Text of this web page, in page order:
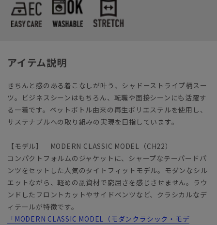
アイテム説明
きちんと感のある着こなしが叶う、シャドーストライプ柄スー
ツ。ビジネスシーンはもちろん、転職や面接シーンにも活躍す
る一着です。ペットボトル由来の再生ポリエステルを使用し、
サステナブルへの取り組みの実現を目指しています。
【モデル】 MODERN CLASSIC MODEL（CH22）
コンパクトフォルムのジャケットに、シャープなテーパードパ
ンツをセットした人気のタイトフィットモデル。モダンなシル
エットながら、軽めの副資材で窮屈さを感じさせません。ラウ
ンドしたフロントカットやサイドベンツなど、クラシカルなデ
ィテールが特徴です。
「MODERN CLASSIC MODEL（モダンクラシック・モデ